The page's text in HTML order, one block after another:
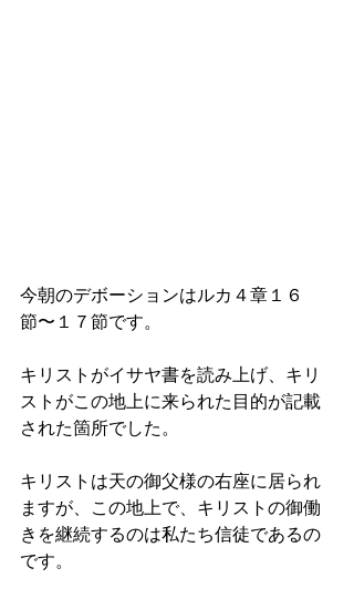
今朝のデボーションはルカ４章１６
節〜１７節です。
キリストがイサヤ書を読み上げ、キリ
ストがこの地上に来られた目的が記載
された箇所でした。
キリストは天の御父様の右座に居られ
ますが、この地上で、キリストの御働
きを継続するのは私たち信徒であるの
です。